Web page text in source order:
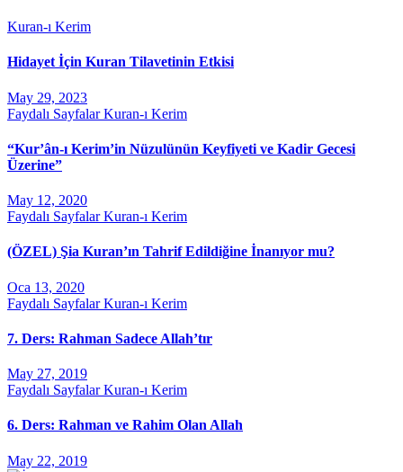
Kuran-ı Kerim
Hidayet İçin Kuran Tilavetinin Etkisi
May 29, 2023
Faydalı SayfalarKuran-ı Kerim
“Kur’ân-ı Kerim’in Nüzulünün Keyfiyeti ve Kadir Gecesi
Üzerine”
May 12, 2020
Faydalı SayfalarKuran-ı Kerim
(ÖZEL) Şia Kuran’ın Tahrif Edildiğine İnanıyor mu?
Oca 13, 2020
Faydalı SayfalarKuran-ı Kerim
7. Ders: Rahman Sadece Allah’tır
May 27, 2019
Faydalı SayfalarKuran-ı Kerim
6. Ders: Rahman ve Rahim Olan Allah
May 22, 2019